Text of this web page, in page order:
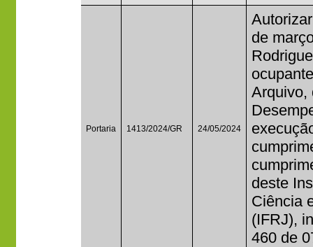
Portaria 1413/2024/GR 24/05/2024
de
Arquivo,
deste
Ciência
(IFRJ),
460 de